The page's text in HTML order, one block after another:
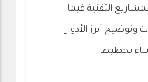
التقنية فيما
أبرز الأدوار
تخطيط